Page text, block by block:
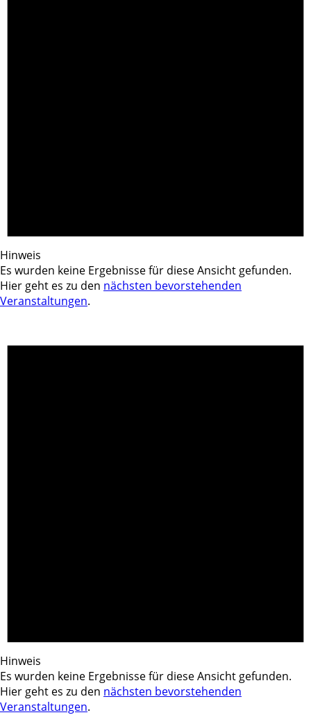
Hinweis
Es wurden keine Ergebnisse für diese Ansicht gefunden.
Hier geht es zu den nächsten bevorstehenden
Veranstaltungen.
Hinweis
Es wurden keine Ergebnisse für diese Ansicht gefunden.
Hier geht es zu den nächsten bevorstehenden
Veranstaltungen.